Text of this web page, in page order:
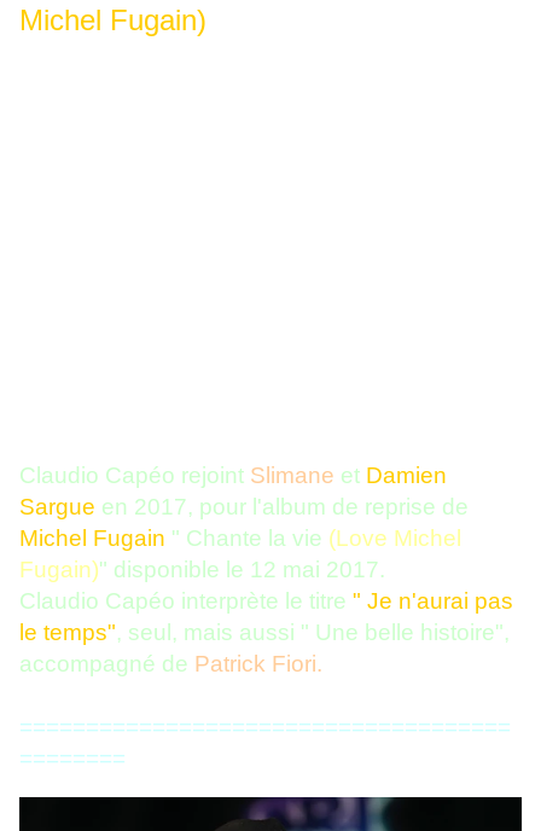
Michel Fugain)
Claudio Capéo rejoint Slimane et Damien
Sargue en 2017, pour l'album de reprise de
Michel Fugain " Chante la vie (Love Michel
Fugain)" disponible le 12 mai 2017.
Claudio Capéo interprète le titre " Je n'aurai pas
le temps", seul, mais aussi " Une belle histoire",
accompagné de Patrick Fiori.
=====================================
========